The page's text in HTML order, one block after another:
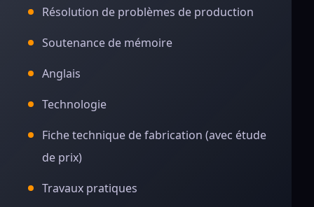
Résolution de problèmes de production
Soutenance de mémoire
Anglais
Technologie
Fiche technique de fabrication (avec étude
de prix)
Travaux pratiques